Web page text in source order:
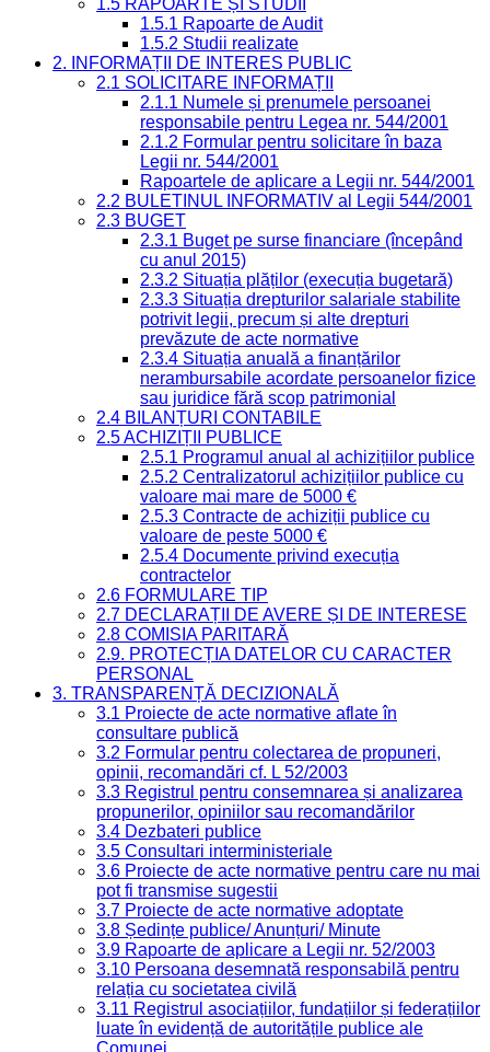
1.5 RAPOARTE ȘI STUDII
1.5.1 Rapoarte de Audit
1.5.2 Studii realizate
2. INFORMAȚII DE INTERES PUBLIC
2.1 SOLICITARE INFORMAȚII
2.1.1 Numele și prenumele persoanei
responsabile pentru Legea nr. 544/2001
2.1.2 Formular pentru solicitare în baza
Legii nr. 544/2001
Rapoartele de aplicare a Legii nr. 544/2001
2.2 BULETINUL INFORMATIV al Legii 544/2001
2.3 BUGET
2.3.1 Buget pe surse financiare (începând
cu anul 2015)
2.3.2 Situația plăților (execuția bugetară)
2.3.3 Situația drepturilor salariale stabilite
potrivit legii, precum și alte drepturi
prevăzute de acte normative
2.3.4 Situația anuală a finanțărilor
nerambursabile acordate persoanelor fizice
sau juridice fără scop patrimonial
2.4 BILANȚURI CONTABILE
2.5 ACHIZIȚII PUBLICE
2.5.1 Programul anual al achizițiilor publice
2.5.2 Centralizatorul achizițiilor publice cu
valoare mai mare de 5000 €
2.5.3 Contracte de achiziții publice cu
valoare de peste 5000 €
2.5.4 Documente privind execuția
contractelor
2.6 FORMULARE TIP
2.7 DECLARAȚII DE AVERE ȘI DE INTERESE
2.8 COMISIA PARITARĂ
2.9. PROTECȚIA DATELOR CU CARACTER
PERSONAL
3. TRANSPARENȚĂ DECIZIONALĂ
3.1 Proiecte de acte normative aflate în
consultare publică
3.2 Formular pentru colectarea de propuneri,
opinii, recomandări cf. L 52/2003
3.3 Registrul pentru consemnarea și analizarea
propunerilor, opiniilor sau recomandărilor
3.4 Dezbateri publice
3.5 Consultari interministeriale
3.6 Proiecte de acte normative pentru care nu mai
pot fi transmise sugestii
3.7 Proiecte de acte normative adoptate
3.8 Ședințe publice/ Anunțuri/ Minute
3.9 Rapoarte de aplicare a Legii nr. 52/2003
3.10 Persoana desemnată responsabilă pentru
relația cu societatea civilă
3.11 Registrul asociațiilor, fundațiilor și federațiilor
luate în evidență de autoritățile publice ale